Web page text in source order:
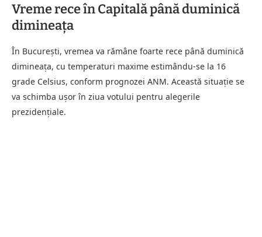
Vreme rece în Capitală până duminică
dimineața
În București, vremea va rămâne foarte rece până duminică
dimineața, cu temperaturi maxime estimându-se la 16
grade Celsius, conform prognozei ANM. Această situație se
va schimba ușor în ziua votului pentru alegerile
prezidențiale.